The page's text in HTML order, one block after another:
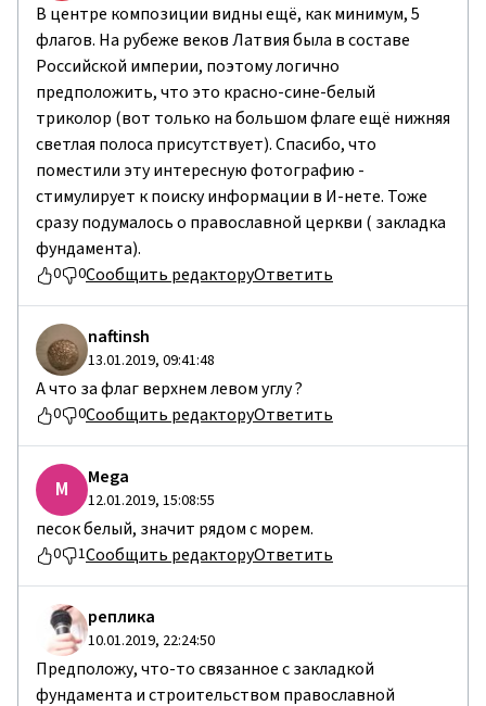
В центре композиции видны ещё, как минимум, 5
флагов. На рубеже веков Латвия была в составе
Российской империи, поэтому логично
предположить, что это красно-сине-белый
триколор (вот только на большом флаге ещё нижняя
светлая полоса присутствует). Спасибо, что
поместили эту интересную фотографию -
стимулирует к поиску информации в И-нете. Тоже
сразу подумалось о православной церкви ( закладка
фундамента).
0 0Сообщить редакторуОтветить
naftinsh
13.01.2019, 09:41:48
А что за флаг верхнем левом углу ?
0 0Сообщить редакторуОтветить
M Mega
12.01.2019, 15:08:55
песок белый, значит рядом с морем.
0 1Сообщить редакторуОтветить
реплика
10.01.2019, 22:24:50
Предположу, что-то связанное с закладкой
фундамента и строительством православной